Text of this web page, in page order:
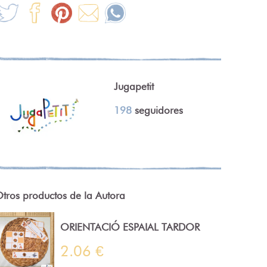
Jugapetit
198 seguidores
productos de la Autora
ORIENTACIÓ ESPAIAL TARDOR
2.06 €